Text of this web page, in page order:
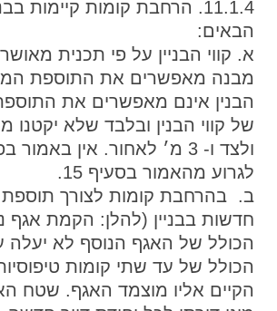
11.1.4. הרחבת קומות קיימות
הבאים:
א. קווי הבניין על פי תכנית
מבנה מאפשרים את התוספת
הבנין אינם מאפשרים את
ולצד ו- 3 מ׳ לאחור. אין
לגרוע מהאמור בסעיף 15.
ב. בהרחבת קומות לצורך תוספת
חדשות בבניין (להלן: הקמת אגף
הכולל של האגף הנוסף לא
הכולל של עד שתי קומות
הקיים אליו מוצמד האגף. שטח